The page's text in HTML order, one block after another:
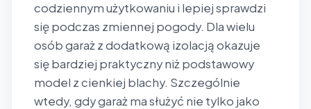
codziennym użytkowaniu i lepiej sprawdzi
się podczas zmiennej pogody. Dla wielu
osób garaż z dodatkową izolacją okazuje
się bardziej praktyczny niż podstawowy
model z cienkiej blachy. Szczególnie
wtedy, gdy garaż ma służyć nie tylko jako